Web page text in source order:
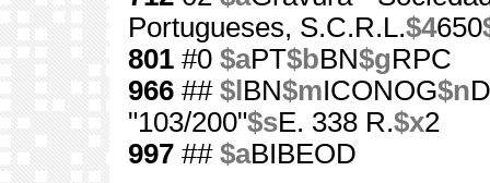
Portugueses, S.C.R.L.$4650
801 #0 $aPT$bBN$gRPC
966 ## $l BN$mICONOG$n
"103/200"$sE. 338 R.$x2
997 ## $aBIBEOD